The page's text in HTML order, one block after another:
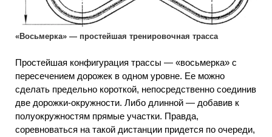
«Восьмерка» — простейшая тренировочная трасса
Простейшая конфигурация трассы — «восьмерка» с
пересечением дорожек в одном уровне. Ее можно
сделать предельно короткой, непосредственно соединив
две дорожки-окружности. Либо длинной — добавив к
полуокружностям прямые участки. Правда,
соревноваться на такой дистанции придется по очереди,